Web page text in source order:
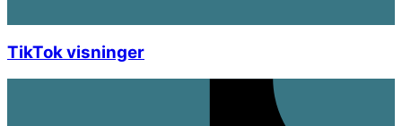
TikTok visninger